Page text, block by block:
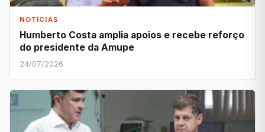
NOTÍCIAS
Humberto Costa amplia apoios e recebe reforço
do presidente da Amupe
24/07/2026